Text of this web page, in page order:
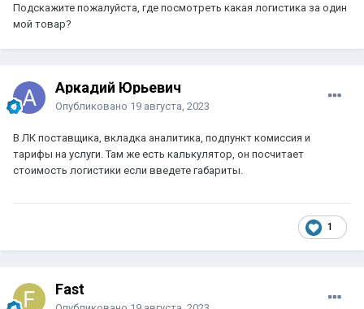
Подскажите пожалуйста, где посмотреть какая логистика за один
мой товар?
Аркадий Юрьевич
Опубликовано 19 августа, 2023
В ЛК поставщика, вкладка аналитика, подпункт комиссия и
тарифы на услуги. Там же есть калькулятор, он посчитает
стоимость логистики если введете габариты.
1
Fast